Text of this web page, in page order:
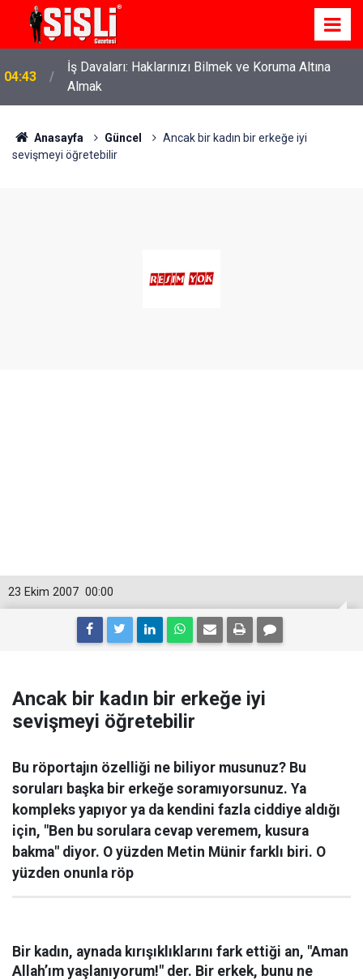
04:43
İş Davaları: Haklarınızı Bilmek ve Koruma Altına
Almak
Anasayfa Güncel
Ancak bir kadın bir erkeğe iyi
sevişmeyi öğretebilir
00:00
23 Ekim 2007
Ancak bir kadın bir erkeğe iyi
sevişmeyi öğretebilir
Bu röportajın özelliği ne biliyor musunuz? Bu
soruları başka bir erkeğe soramıyorsunuz. Ya
kompleks yapıyor ya da kendini fazla ciddiye aldığı
için, "Ben bu sorulara cevap veremem, kusura
bakma" diyor. O yüzden Metin Münir farklı biri. O
yüzden onunla röp
Bir kadın, aynada kırışıklıklarını fark ettiği an, "Aman
Allah’ım yaşlanıyorum!" der. Bir erkek, bunu ne